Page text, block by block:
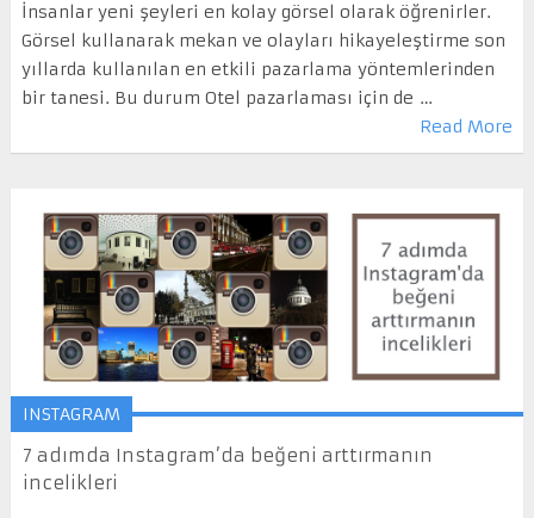
İnsanlar yeni şeyleri en kolay görsel olarak öğrenirler.
Görsel kullanarak mekan ve olayları hikayeleştirme son
yıllarda kullanılan en etkili pazarlama yöntemlerinden
bir tanesi. Bu durum Otel pazarlaması için de …
Read More
INSTAGRAM
7 adımda Instagram’da beğeni arttırmanın
incelikleri